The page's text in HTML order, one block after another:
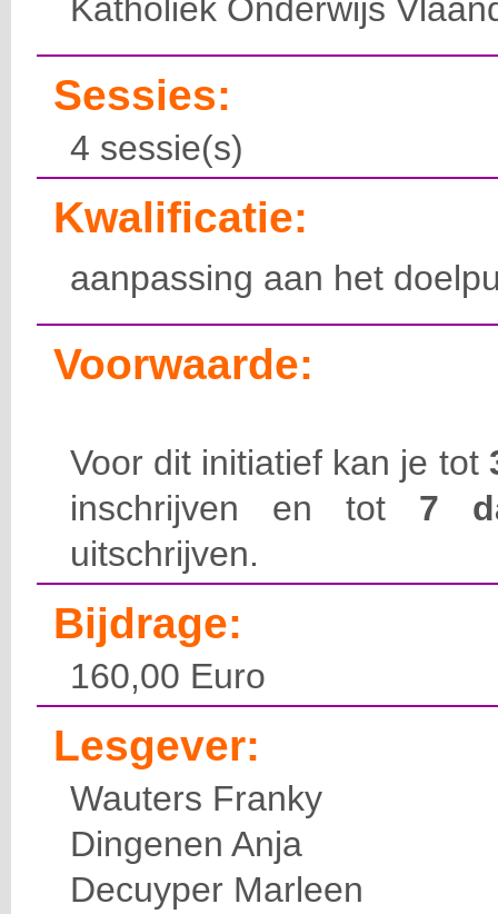
Katholiek Onderwijs
Sessies:
4 sessie(s)
Kwalificatie:
aanpassing aan het
Voorwaarde:
Voor dit initiatief kan je tot
inschrijven en tot 7
uitschrijven.
Bijdrage:
160,00 Euro
Lesgever:
Wauters Franky
Dingenen Anja
Decuyper Marleen